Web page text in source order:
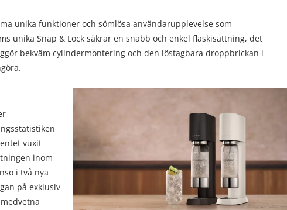
unika funktioner och sömlösa användarupplevelse som
unika Snap & Lock säkrar en snabb och enkel flaskisättning, det
bekväm cylindermontering och den löstagbara droppbrickan i
vuxit
inom
i två nya
på exklusiv